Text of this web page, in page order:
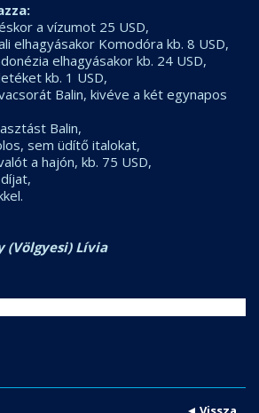
a vízumot 25 USD,
elhagyásakor Komodóra kb. 8 USD,
elhagyásakor kb. 24 USD,
kb. 1 USD,
Balin, kivéve a két egynapos
Balin,
sem üdítő italokat,
a hajón, kb. 75 USD,
Lívia